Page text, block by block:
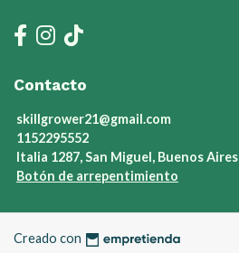
Contacto
skillgrower21@gmail.com
1152295552
Italia 1287, San Miguel, Buenos Aires
Botón de arrepentimiento
Creado con